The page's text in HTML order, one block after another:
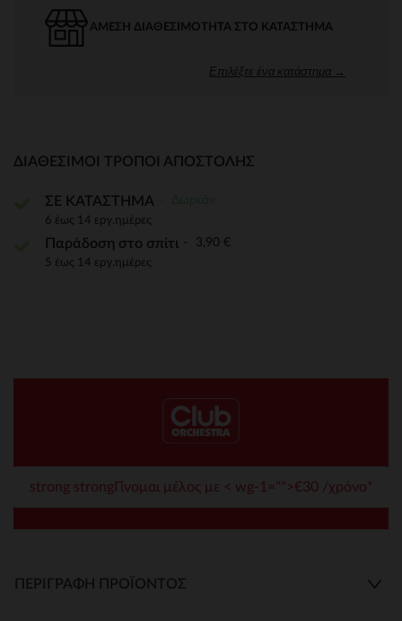
ΆΜΕΣΗ ΔΙΑΘΕΣΙΜΌΤΗΤΑ ΣΤΟ ΚΑΤΆΣΤΗΜΑ
Επιλέξτε ένα κατάστημα →
ΔΙΑΘΈΣΙΜΟΙ ΤΡΌΠΟΙ ΑΠΟΣΤΟΛΉΣ
ΣΕ ΚΑΤΑΣΤΗΜΑ
6 έως 14 εργ.ημέρες
Παράδοση στο σπίτι 3,90 €
5 έως 14 εργ.ημέρες
strong strongΓίνομαι μέλος με < wg-1="">€30 /χρόνο*
ΠΕΡΙΓΡΑΦΉ ΠΡΟΪΌΝΤΟΣ